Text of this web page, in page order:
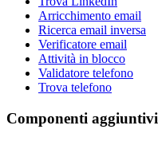
Arricchimento email
Ricerca email inversa
Verificatore email
Attività in blocco
Validatore telefono
Trova telefono
Componenti aggiuntivi